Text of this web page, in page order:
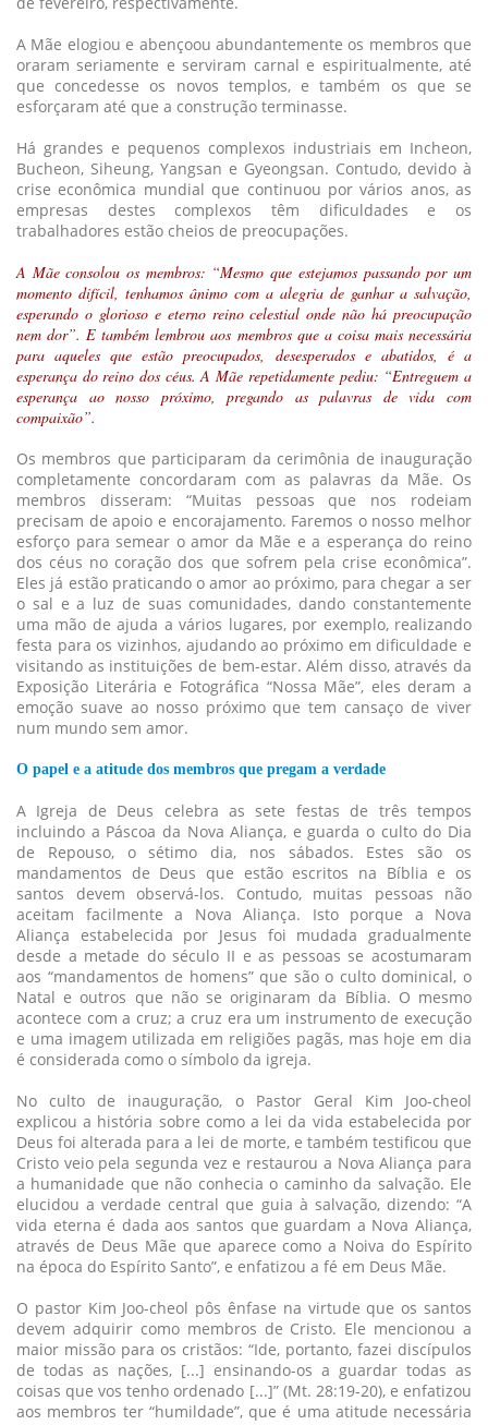
A Mãe elogiou e abençoou abundantemente os membros que
oraram seriamente e serviram carnal e espiritualmente, até
que concedesse os novos templos, e também os que se
esforçaram até que a construção terminasse.
Há grandes e pequenos complexos industriais em Incheon,
Bucheon, Siheung, Yangsan e Gyeongsan. Contudo, devido à
crise econômica mundial que continuou por vários anos, as
empresas destes complexos têm dificuldades e os
trabalhadores estão cheios de preocupações.
A Mãe consolou os membros: “Mesmo que estejamos passando por um
momento difícil, tenhamos ânimo com a alegria de ganhar a salvação,
esperando o glorioso e eterno reino celestial onde não há preocupação
nem dor”. E também lembrou aos membros que a coisa mais necessária
para aqueles que estão preocupados, desesperados e abatidos, é a
esperança do reino dos céus. A Mãe repetidamente pediu: “Entreguem a
esperança ao nosso próximo, pregando as palavras de vida com
compaixão”.
Os membros que participaram da cerimônia de inauguração
completamente concordaram com as palavras da Mãe. Os
membros disseram: “Muitas pessoas que nos rodeiam
precisam de apoio e encorajamento. Faremos o nosso melhor
esforço para semear o amor da Mãe e a esperança do reino
dos céus no coração dos que sofrem pela crise econômica”.
Eles já estão praticando o amor ao próximo, para chegar a ser
o sal e a luz de suas comunidades, dando constantemente
uma mão de ajuda a vários lugares, por exemplo, realizando
festa para os vizinhos, ajudando ao próximo em dificuldade e
visitando as instituições de bem-estar. Além disso, através da
Exposição Literária e Fotográfica “Nossa Mãe”, eles deram a
emoção suave ao nosso próximo que tem cansaço de viver
num mundo sem amor.
O papel e a atitude dos membros que pregam a verdade
A Igreja de Deus celebra as sete festas de três tempos
incluindo a Páscoa da Nova Aliança, e guarda o culto do Dia
de Repouso, o sétimo dia, nos sábados. Estes são os
mandamentos de Deus que estão escritos na Bíblia e os
santos devem observá-los. Contudo, muitas pessoas não
aceitam facilmente a Nova Aliança. Isto porque a Nova
Aliança estabelecida por Jesus foi mudada gradualmente
desde a metade do século II e as pessoas se acostumaram
aos “mandamentos de homens” que são o culto dominical, o
Natal e outros que não se originaram da Bíblia. O mesmo
acontece com a cruz; a cruz era um instrumento de execução
e uma imagem utilizada em religiões pagãs, mas hoje em dia
é considerada como o símbolo da igreja.
No culto de inauguração, o Pastor Geral Kim Joo-cheol
explicou a história sobre como a lei da vida estabelecida por
Deus foi alterada para a lei de morte, e também testificou que
Cristo veio pela segunda vez e restaurou a Nova Aliança para
a humanidade que não conhecia o caminho da salvação. Ele
elucidou a verdade central que guia à salvação, dizendo: “A
vida eterna é dada aos santos que guardam a Nova Aliança,
através de Deus Mãe que aparece como a Noiva do Espírito
na época do Espírito Santo”, e enfatizou a fé em Deus Mãe.
O pastor Kim Joo-cheol pôs ênfase na virtude que os santos
devem adquirir como membros de Cristo. Ele mencionou a
maior missão para os cristãos: “Ide, portanto, fazei discípulos
de todas as nações, [...] ensinando-os a guardar todas as
coisas que vos tenho ordenado [...]” (Mt. 28:19-20), e enfatizou
aos membros ter “humildade”, que é uma atitude necessária